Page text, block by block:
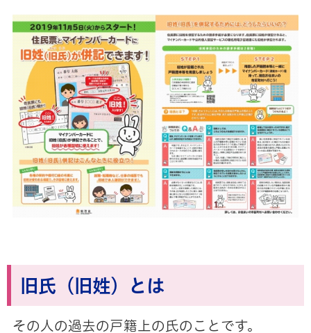
旧氏（旧姓）とは
その人の過去の戸籍上の氏のことです。